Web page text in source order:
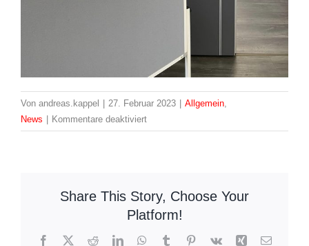
Von andreas.kappel | 27. Februar 2023 | Allgemein
News | Kommentare deaktiviertfür
Erste
Share This Story, Choose Your
Platform!
Facebook
X RedditLinkedInWhatsApp
TumblrPinterest
Vk Xing E-